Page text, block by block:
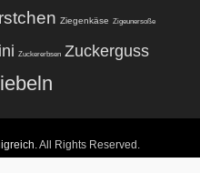
Ziegenkäse Zigeunersoße
Zuckererbsen Zuckerguss
. All Rights Reserved.